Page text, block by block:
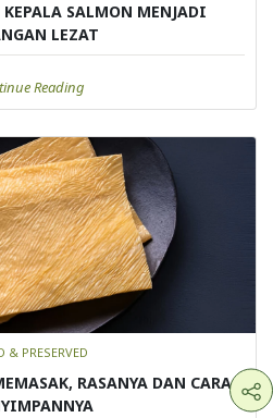
SALMON MENJADI
LEZAT
Reading
& PRESERVED
RASANYA DAN CARA